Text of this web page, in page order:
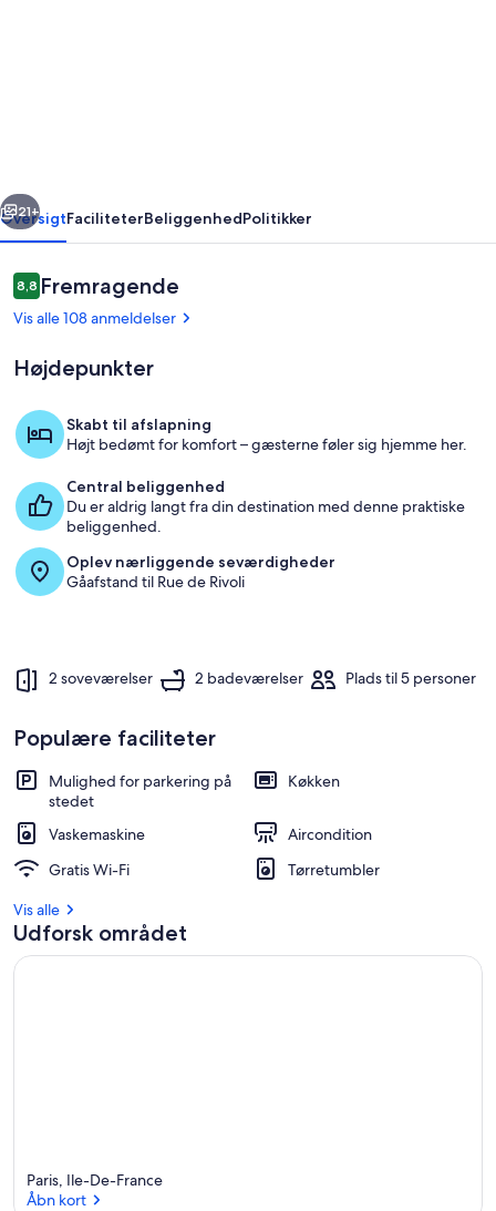
Elevator
Aircondition
WC.
WIFI
Interiør
Næste
21+
OversigtFaciliteterBeliggenhedPolitikker
Anmeldelser
8,88,8 ud af 10.
Fremragende
Vis alle 108 anmeldelser
Højdepunkter
Skabt til afslapning
Højt bedømt for komfort – gæsterne føler sig hjemme her.
Central beliggenhed
Du er aldrig langt fra din destination med denne praktiske
beliggenhed.
Oplev nærliggende seværdigheder
Gåafstand til Rue de Rivoli
2 soveværelser 2 badeværelser Plads til 5 personer
Populære faciliteter
Mulighed for parkering på
stedet
Køkken
Vaskemaskine
Aircondition
Gratis Wi-Fi
Tørretumbler
Vis alle
Udforsk området
Paris, Ile-De-France
Åbn kort